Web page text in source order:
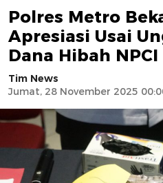
Polres Metro
Apresiasi Usai
Dana Hibah
Tim News
Jumat, 28 November 2025